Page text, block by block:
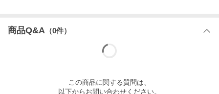
商品Q&A （0件）
この商品に関する質問は、
以下からお問い合わせください。